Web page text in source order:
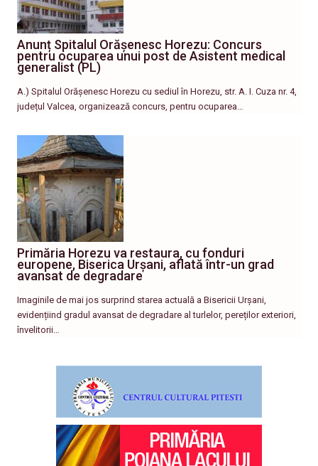
Anunț Spitalul Orășenesc Horezu: Concurs
pentru ocuparea unui post de Asistent medical
generalist (PL)
A.) Spitalul Orășenesc Horezu cu sediul în Horezu, str. A. I. Cuza nr. 4,
județul Valcea, organizează concurs, pentru ocuparea…
Primăria Horezu va restaura, cu fonduri
europene, Biserica Urșani, aflată într-un grad
avansat de degradare
Imaginile de mai jos surprind starea actuală a Bisericii Urșani,
evidențiind gradul avansat de degradare al turlelor, pereților exteriori,
învelitorii…